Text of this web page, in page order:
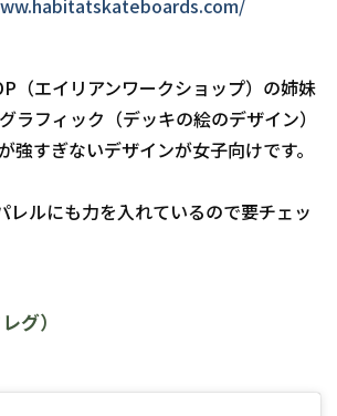
（エイリアンワークショップ）の姉妹
ラフィック（デッキの絵のデザイン）
強すぎないデザインが女子向けです。
レルにも力を入れているので要チェッ
グ）